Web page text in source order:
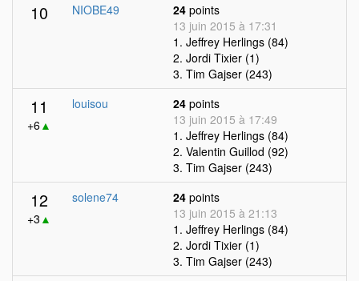
10 NIOBE49 24 points
13 juin 2015 à 17:31
1. Jeffrey Herlings (84)
2. Jordi Tixier (1)
3. Tim Gajser (243)
11
+6▲
louisou 24 points
13 juin 2015 à 17:49
1. Jeffrey Herlings (84)
2. Valentin Guillod (92)
3. Tim Gajser (243)
12
+3 ▲
solene74 24 points
13 juin 2015 à 21:13
1. Jeffrey Herlings (84)
2. Jordi Tixier (1)
3. Tim Gajser (243)